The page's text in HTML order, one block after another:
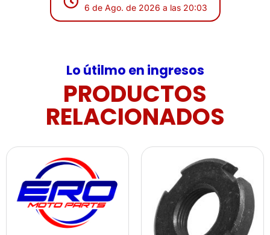
6 de Ago. de 2026 a las 20:03
Lo útilmo en ingresos
PRODUCTOS
RELACIONADOS